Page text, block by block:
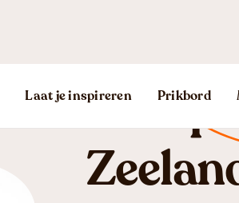
Laat je inspireren Prikbord